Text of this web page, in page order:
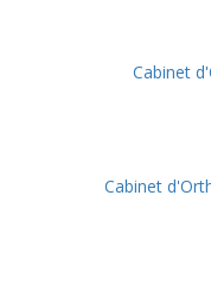
Cabinet
Cabinet